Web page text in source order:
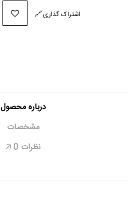
🔗اشتراک گذاری
درباره محصول
مشخصات
نظرات 0
🡥